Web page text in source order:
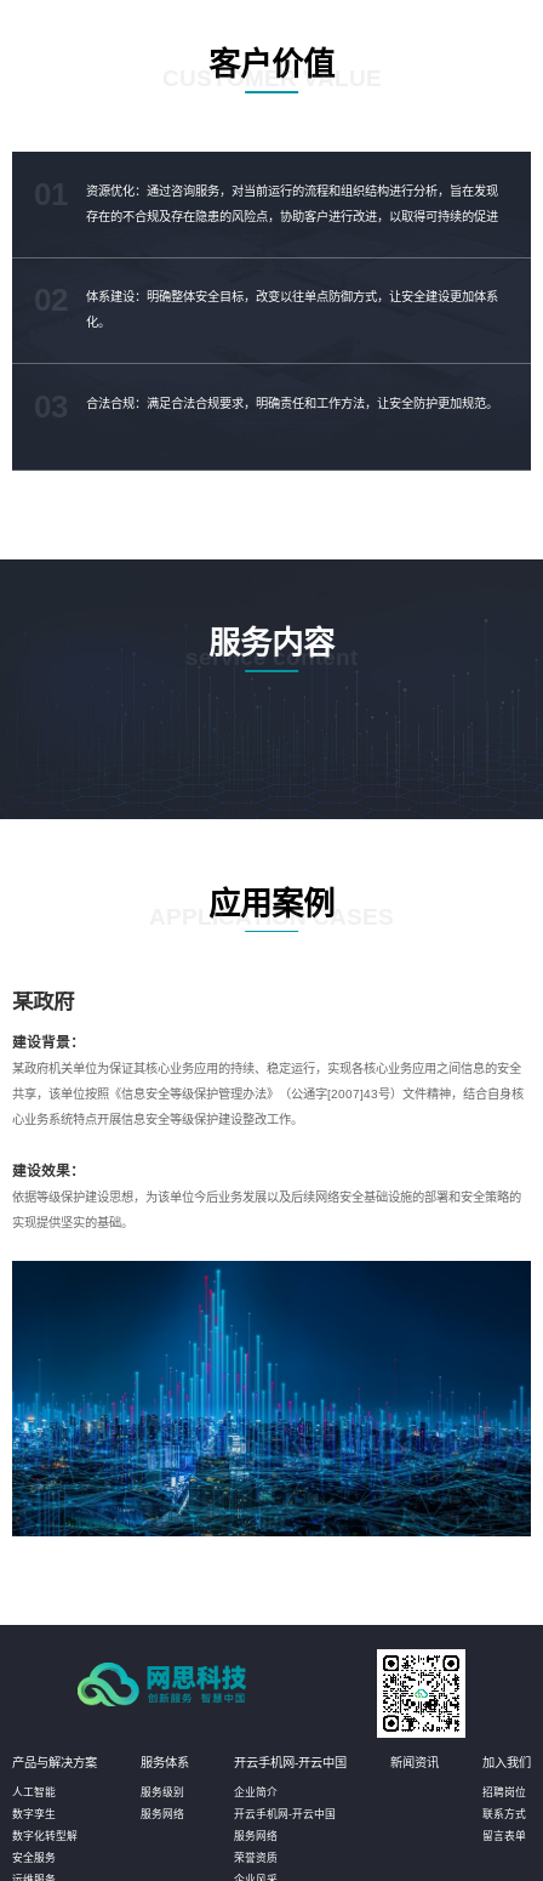
客户价值
CUSTOMER VALUE
资源优化：通过咨询服务，对当前运行的流程和组织结构进行分析，旨在发现
存在的不合规及存在隐患的风险点，协助客户进行改进，以取得可持续的促进
体系建设：明确整体安全目标，改变以往单点防御方式，让安全建设更加体系
化。
02
合法合规：满足合法合规要求，明确责任和工作方法，让安全防护更加规范。
03
服务内容
service content
应用案例
APPLICATION CASES
某政府
建设背景：
某政府机关单位为保证其核心业务应用的持续、稳定运行，实现各核心业务应用之间信息的安全
共享，该单位按照《信息安全等级保护管理办法》（公通字[2007]43号）文件精神，结合自身核
心业务系统特点开展信息安全等级保护建设整改工作。
建设效果：
依据等级保护建设思想，为该单位今后业务发展以及后续网络安全基础设施的部署和安全策略的
实现提供坚实的基础。
产品与解决方案
人工智能
数字孪生
数字化转型解
安全服务
服务体系
服务级别
服务网络
开云手机网-开云中国
企业简介
开云手机网-开云中国
服务网络
荣誉资质
新闻资讯 加入我们
招聘岗位
联系方式
留言表单